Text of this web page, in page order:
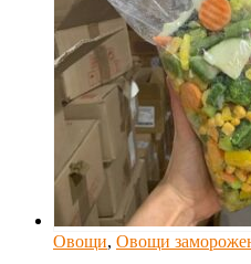
Овощи, Овощи